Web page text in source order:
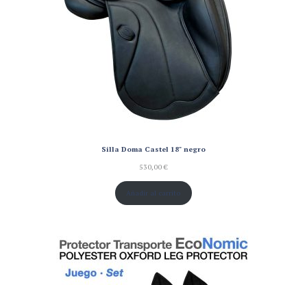
Silla Doma Castel 18" negro
530,00€
Añadir al carrito